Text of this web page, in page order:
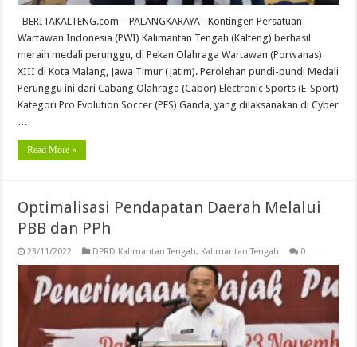
BERITAKALTENG.com – PALANGKARAYA –Kontingen Persatuan
Wartawan Indonesia (PWI) Kalimantan Tengah (Kalteng) berhasil
meraih medali perunggu, di Pekan Olahraga Wartawan (Porwanas)
XIII di Kota Malang, Jawa Timur (Jatim). Perolehan pundi-pundi Medali
Perunggu ini dari Cabang Olahraga (Cabor) Electronic Sports (E-Sport)
Kategori Pro Evolution Soccer (PES) Ganda, yang dilaksanakan di Cyber
Read More »
Optimalisasi Pendapatan Daerah Melalui
PBB dan PPh
23/11/2022 DPRD Kalimantan Tengah, Kalimantan Tengah 0